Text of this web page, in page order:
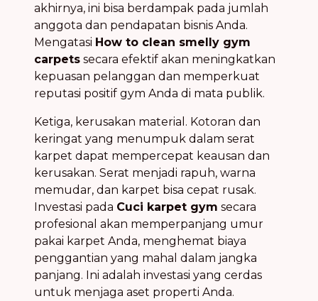
akhirnya, ini bisa berdampak pada jumlah
anggota dan pendapatan bisnis Anda.
Mengatasi How to clean smelly gym
carpets secara efektif akan meningkatkan
kepuasan pelanggan dan memperkuat
reputasi positif gym Anda di mata publik.
Ketiga, kerusakan material. Kotoran dan
keringat yang menumpuk dalam serat
karpet dapat mempercepat keausan dan
kerusakan. Serat menjadi rapuh, warna
memudar, dan karpet bisa cepat rusak.
Investasi pada Cuci karpet gym secara
profesional akan memperpanjang umur
pakai karpet Anda, menghemat biaya
penggantian yang mahal dalam jangka
panjang. Ini adalah investasi yang cerdas
untuk menjaga aset properti Anda.